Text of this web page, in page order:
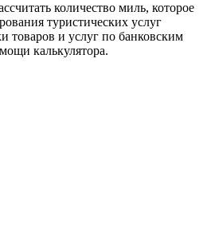
количество миль, которое
туристических услуг
товаров и услуг по банковским
калькулятора.